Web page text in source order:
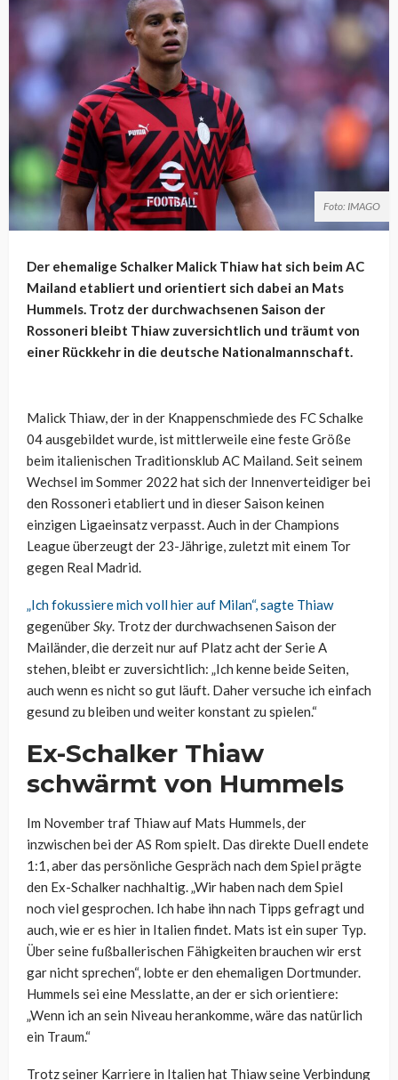
Foto: IMAGO
Der ehemalige Schalker Malick Thiaw hat sich beim AC
Mailand etabliert und orientiert sich dabei an Mats
Hummels. Trotz der durchwachsenen Saison der
Rossoneri bleibt Thiaw zuversichtlich und träumt von
einer Rückkehr in die deutsche Nationalmannschaft.
Malick Thiaw, der in der Knappenschmiede des FC Schalke
04 ausgebildet wurde, ist mittlerweile eine feste Größe
beim italienischen Traditionsklub AC Mailand. Seit seinem
Wechsel im Sommer 2022 hat sich der Innenverteidiger bei
den Rossoneri etabliert und in dieser Saison keinen
einzigen Ligaeinsatz verpasst. Auch in der Champions
League überzeugt der 23-Jährige, zuletzt mit einem Tor
gegen Real Madrid.
„Ich fokussiere mich voll hier auf Milan“, sagte Thiaw
gegenüberSky. Trotz der durchwachsenen Saison der
Mailänder, die derzeit nur auf Platz acht der Serie A
stehen, bleibt er zuversichtlich: „Ich kenne beide Seiten,
auch wenn es nicht so gut läuft. Daher versuche ich einfach
gesund zu bleiben und weiter konstant zu spielen.“
Ex-Schalker Thiaw
schwärmt von Hummels
Im November traf Thiaw auf Mats Hummels, der
inzwischen bei der AS Rom spielt. Das direkte Duell endete
1:1, aber das persönliche Gespräch nach dem Spiel prägte
den Ex-Schalker nachhaltig. „Wir haben nach dem Spiel
noch viel gesprochen. Ich habe ihn nach Tipps gefragt und
auch, wie er es hier in Italien findet. Mats ist ein super Typ.
Über seine fußballerischen Fähigkeiten brauchen wir erst
gar nicht sprechen“, lobte er den ehemaligen Dortmunder.
Hummels sei eine Messlatte, an der er sich orientiere:
„Wenn ich an sein Niveau herankomme, wäre das natürlich
ein Traum.“
Trotz seiner Karriere in Italien hat Thiaw seine Verbindung